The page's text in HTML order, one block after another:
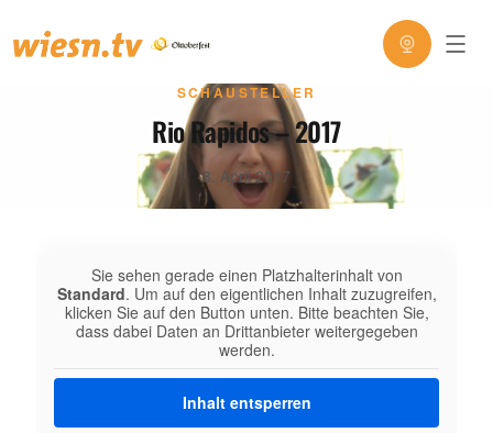
SCHAUSTELLER
Rio Rapidos – 2017
8. April 2017
Sie sehen gerade einen Platzhalterinhalt von
Standard. Um auf den eigentlichen Inhalt zuzugreifen,
klicken Sie auf den Button unten. Bitte beachten Sie,
dass dabei Daten an Drittanbieter weitergegeben
werden.
Inhalt entsperren